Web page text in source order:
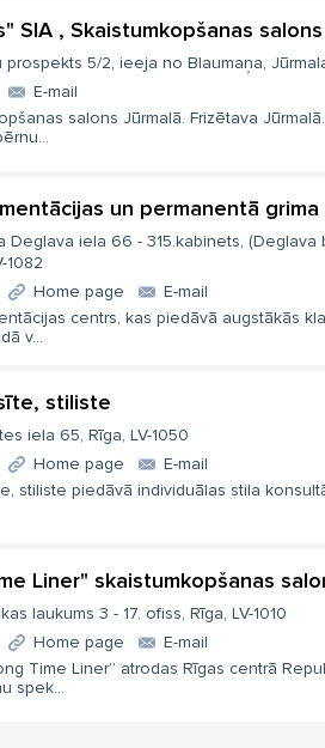
SIA , Skaistumkopšanas salons
prospekts 5/2, ieeja no Blaumaņa,
E-mail
salons Jūrmalā. Frizētava
un permanentā
Deglava iela 66 - 315.kabinets, (Deglava
1082
Home page
E-mail
centrs, kas piedāvā augstākās
v...
stiliste
iela 65, Rīga, LV-1050
Home page
E-mail
stiliste piedāvā individuālas stila
Liner" skaistumkopšanas
laukums 3 - 17. ofiss, Rīga, LV-1010
Home page
E-mail
Time Liner” atrodas Rīgas centrā
spek...